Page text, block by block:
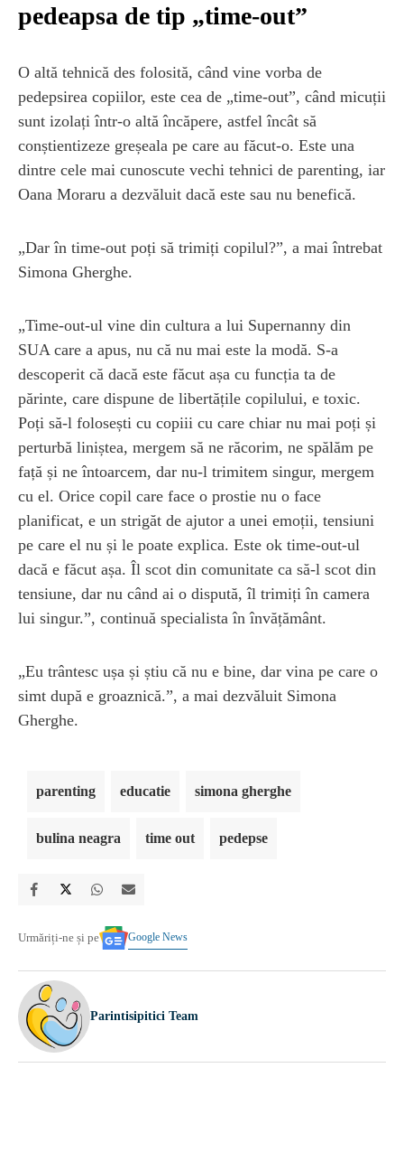
pedeapsa de tip „time-out”
O altă tehnică des folosită, când vine vorba de
pedepsirea copiilor, este cea de „time-out”, când micuții
sunt izolați într-o altă încăpere, astfel încât să
conștientizeze greșeala pe care au făcut-o. Este una
dintre cele mai cunoscute vechi tehnici de parenting, iar
Oana Moraru a dezvăluit dacă este sau nu benefică.
„Dar în time-out poți să trimiți copilul?”, a mai întrebat
Simona Gherghe.
„Time-out-ul vine din cultura a lui Supernanny din
SUA care a apus, nu că nu mai este la modă. S-a
descoperit că dacă este făcut așa cu funcția ta de
părinte, care dispune de libertățile copilului, e toxic.
Poți să-l folosești cu copiii cu care chiar nu mai poți și
perturbă liniștea, mergem să ne răcorim, ne spălăm pe
față și ne întoarcem, dar nu-l trimitem singur, mergem
cu el. Orice copil care face o prostie nu o face
planificat, e un strigăt de ajutor a unei emoții, tensiuni
pe care el nu și le poate explica. Este ok time-out-ul
dacă e făcut așa. Îl scot din comunitate ca să-l scot din
tensiune, dar nu când ai o dispută, îl trimiți în camera
lui singur.”, continuă specialista în învățământ.
„Eu trântesc ușa și știu că nu e bine, dar vina pe care o
simt după e groaznică.”, a mai dezvăluit Simona
Gherghe.
parenting educatie simona gherghe
bulina neagra time out pedepse
Urmăriți-ne și pe Google News
Parintisipitici Team